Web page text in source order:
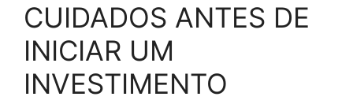
CUIDADOS ANTES DE
INICIAR UM
INVESTIMENTO